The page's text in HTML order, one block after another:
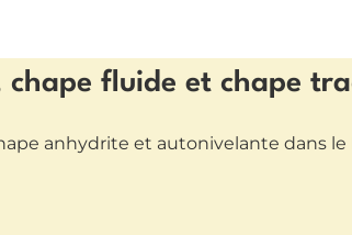
fluide et chape
anhydrite et autonivelante dans le